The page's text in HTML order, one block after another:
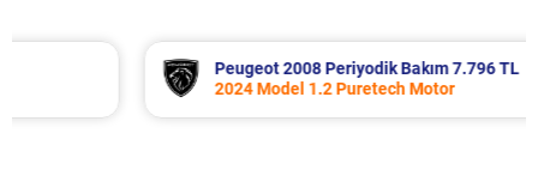
Peugeot 2008 Periyodik Bakım 7.796 TL
2024 Model 1.2 Puretech Motor